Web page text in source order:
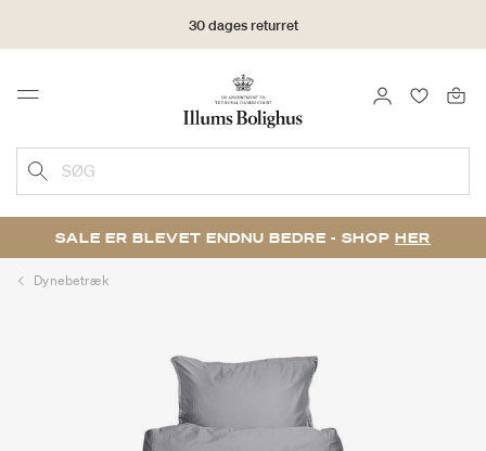
30 dages returret
Menu LOG IND
SØG
SALE ER BLEVET ENDNU BEDRE - SHOP HER
Dynebetræk